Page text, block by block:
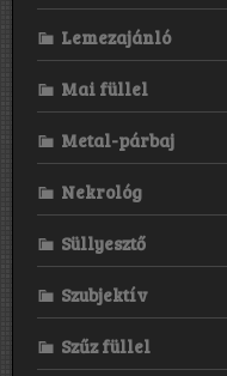
Lemezajánló
Mai füllel
Metal-párbaj
Nekrológ
Süllyesztő
Szubjektív
Szűz füllel